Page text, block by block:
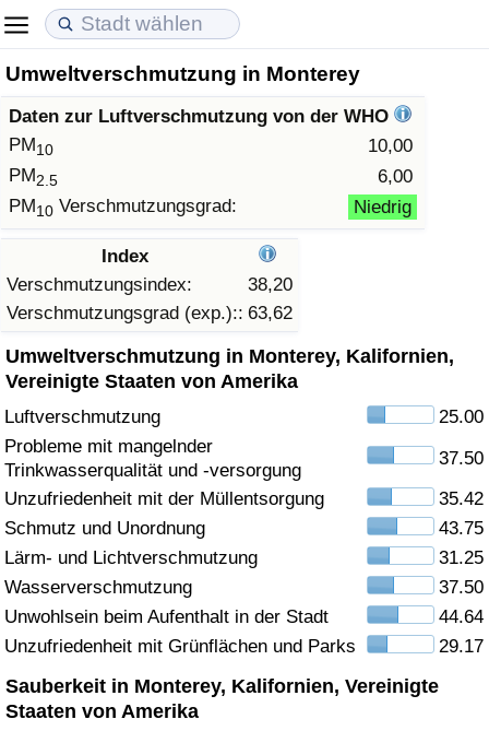
Umweltverschmutzung in Monterey
Daten zur Luftverschmutzung von der WHO
PM10
10,00
PM2.5
6,00
PM10 Verschmutzungsgrad: Niedrig
Index
Verschmutzungsindex:
38,20
Verschmutzungsgrad (exp.):: 63,62
Umweltverschmutzung in Monterey, Kalifornien,
Vereinigte Staaten von Amerika
Luftverschmutzung
25.00
Probleme mit mangelnder
Trinkwasserqualität und -versorgung
37.50
Unzufriedenheit mit der Müllentsorgung
35.42
Schmutz und Unordnung
43.75
Lärm- und Lichtverschmutzung
31.25
Wasserverschmutzung
37.50
Unwohlsein beim Aufenthalt in der Stadt
44.64
Unzufriedenheit mit Grünflächen und Parks
29.17
Sauberkeit in Monterey, Kalifornien, Vereinigte
Staaten von Amerika
Lebenshaltungskosten
Lebenshaltungskosten-Index (aktuell)
Lebenshaltungskosten-Index
Lebenshaltungskosten-Index nach Land
in Akaba
Immobilienpreise
Immobilienpreis-Index (aktuell)
Immobilienpreis-Index
Immobilienpreis-Index nach Land
Lebensqualität
Lebensqualität-Index
Lebensqualität-Index (aktuell)
Lebensqualitätsindex nach Land
Kriminalität
Kriminalitäts-Index (aktuell)
Kriminalitäts-Index
Kriminalitätsindex nach Land
Gesundheitsversorgung
Gesundheitsversorgungs-Index (aktuell)
Gesundheitsversorgungs-Index
Gesundheitsversorgungs-Index nach Land